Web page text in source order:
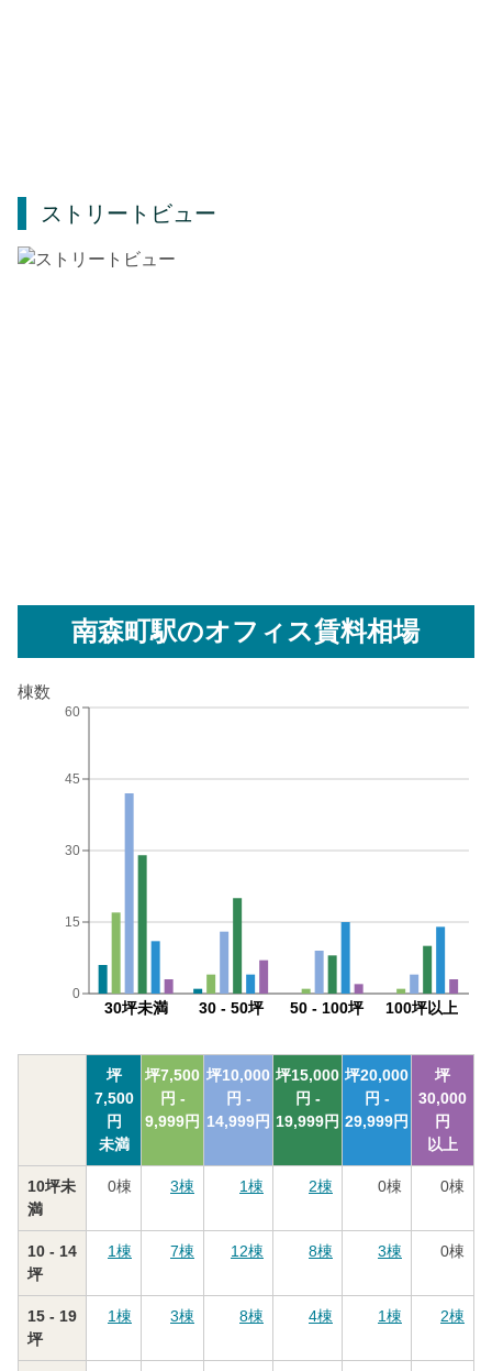
ストリートビュー
南森町駅のオフィス賃料相場
棟数
30坪未満 30 - 50坪 50 - 100坪 100坪以上
0
15
30
45
60
坪
7,500
円
未満
坪7,500
円 -
9,999円
坪10,000
円 -
14,999円
坪15,000
円 -
19,999円
坪20,000
円 -
29,999円
坪
30,000
円
以上
10坪未
満
0棟 3棟 1棟 2棟 0棟 0棟
10 - 14
坪
1棟 7棟 12棟 8棟 3棟 0棟
15 - 19
坪
1棟 3棟 8棟 4棟 1棟 2棟